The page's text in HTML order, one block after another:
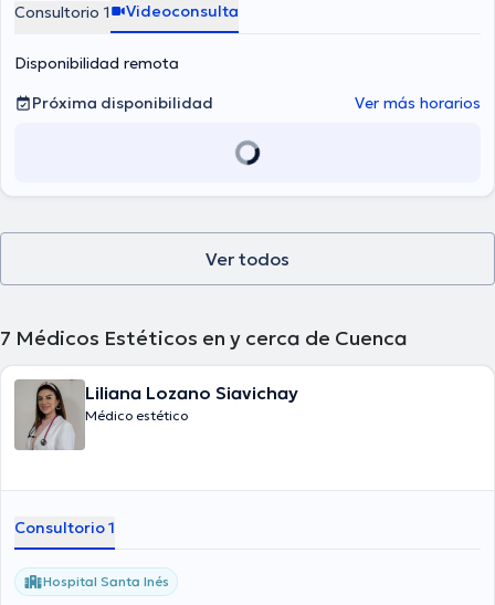
Consultorio 1 Videoconsulta
Disponibilidad remota
Próxima disponibilidad
Ver más horarios
Ver todos
7 Médicos Estéticos en y cerca de Cuenca
Liliana Lozano Siavichay
Médico estético
Consultorio 1
Hospital Santa Inés